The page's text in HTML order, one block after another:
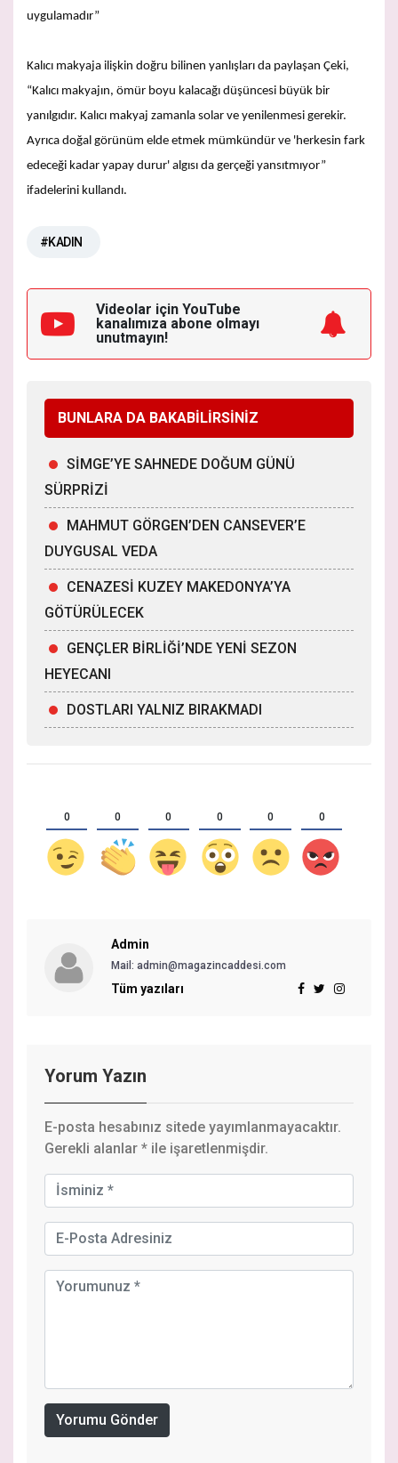
uygulamadır”
Kalıcı makyaja ilişkin doğru bilinen yanlışları da paylaşan Çeki,
“Kalıcı makyajın, ömür boyu kalacağı düşüncesi büyük bir
yanılgıdır. Kalıcı makyaj zamanla solar ve yenilenmesi gerekir.
Ayrıca doğal görünüm elde etmek mümkündür ve 'herkesin fark
edeceği kadar yapay durur' algısı da gerçeği yansıtmıyor”
ifadelerini kullandı.
#KADIN
Videolar için YouTube
kanalımıza abone olmayı
unutmayın!
BUNLARA DA BAKABİLİRSİNİZ
SİMGE’YE SAHNEDE DOĞUM GÜNÜ
SÜRPRİZİ
MAHMUT GÖRGEN’DEN CANSEVER’E
DUYGUSAL VEDA
CENAZESİ KUZEY MAKEDONYA’YA
GÖTÜRÜLECEK
GENÇLER BİRLİĞİ’NDE YENİ SEZON
HEYECANI
DOSTLARI YALNIZ BIRAKMADI
0 0 0 0 0 0
Admin
Mail: admin@magazincaddesi.com
Tüm yazıları
Yorum Yazın
E-posta hesabınız sitede yayımlanmayacaktır.
Gerekli alanlar * ile işaretlenmişdir.
Yorumu Gönder